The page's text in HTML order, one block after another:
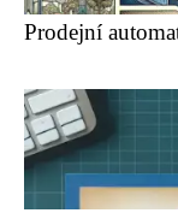
Prodejní